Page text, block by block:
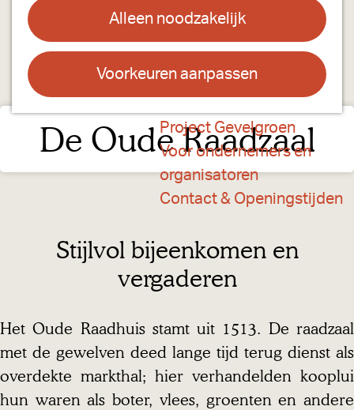
Alleen noodzakelijk
Voorkeuren aanpassen
Hoe kom je er & Parkeren
Over ons
Onze evenementen
Project Gevelgroen
Voor ondernemers en
organisatoren
Contact & Openingstijden
De Oude Raadzaal
Stijlvol bijeenkomen en
vergaderen
Het Oude Raadhuis stamt uit 1513. De raadzaal
met de gewelven deed lange tijd terug dienst als
overdekte markthal; hier verhandelden kooplui
hun waren als boter, vlees, groenten en andere